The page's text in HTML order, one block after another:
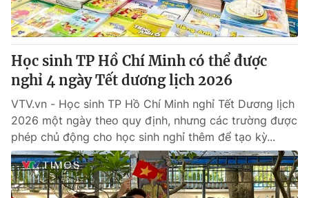
Học sinh TP Hồ Chí Minh có thể được
nghỉ 4 ngày Tết dương lịch 2026
VTV.vn - Học sinh TP Hồ Chí Minh nghỉ Tết Dương lịch
2026 một ngày theo quy định, nhưng các trường được
phép chủ động cho học sinh nghỉ thêm để tạo kỳ...